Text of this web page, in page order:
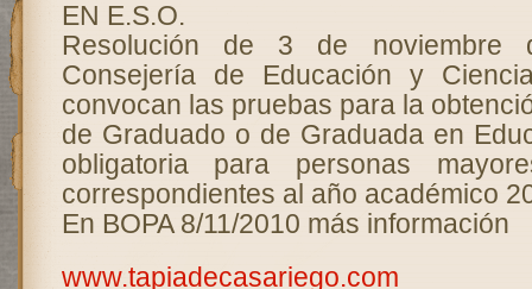
EN E.S.O.
Resolución de 3 de
Consejería de Educación y
convocan las pruebas para la
de Graduado o de Graduada en
obligatoria para personas
correspondientes al año académico
En BOPA 8/11/2010 más información
www.tapiadecasariego.com